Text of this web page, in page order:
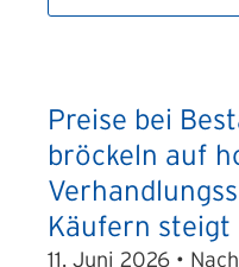
Preise bei
bröckeln auf
Käufern steigt
11. Juni 2026 •